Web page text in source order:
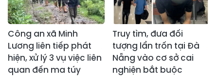
Công an xã Minh
Lương liên tiếp phát
hiện, xử lý 3 vụ việc liên
quan đến ma túy
Truy tìm, đưa đối
tượng lẩn trốn tại Đà
Nẵng vào cơ sở cai
nghiện bắt buộc